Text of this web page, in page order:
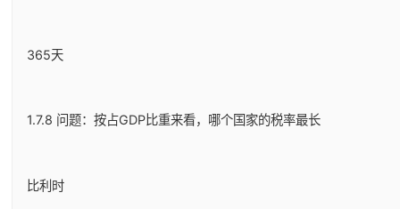
365天
1.7.8 问题：按占GDP比重来看，哪个国家的税率最长
比利时